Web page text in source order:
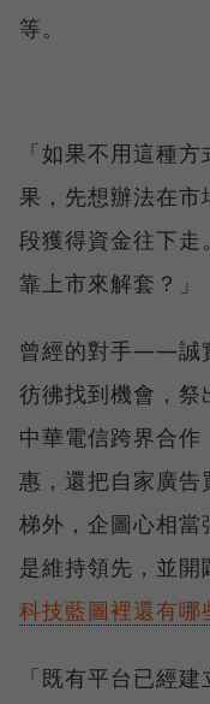
等。
「如果不用這種
果，先想辦法在
段獲得資金往下走
靠上市來解套？」
曾經的對手——誠
彷彿找到機會，祭
中華電信跨界合
惠，還把自家廣
梯外，企圖心相當
是維持領先，並開
科技藍圖裡還有哪
「既有平台已經